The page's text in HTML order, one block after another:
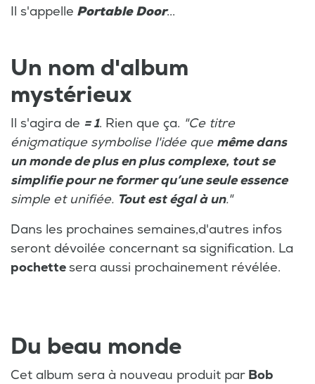
Il s'appelle Portable Door...
Un nom d'album
mystérieux
Il s'agira de = 1. Rien que ça. "Ce titre
énigmatique symbolise l'idée que même dans
un monde de plus en plus complexe, tout se
simplifie pour ne former qu’une seule essence
simple et unifiée. Tout est égal à un."
Dans les prochaines semaines,d'autres infos
seront dévoilée concernant sa signification. La
pochettesera aussi prochainement révélée.
Du beau monde
Cet album sera à nouveau produit par Bob